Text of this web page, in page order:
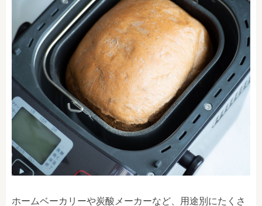
ホームベーカリーや炭酸メーカーなど、用途別にたくさ